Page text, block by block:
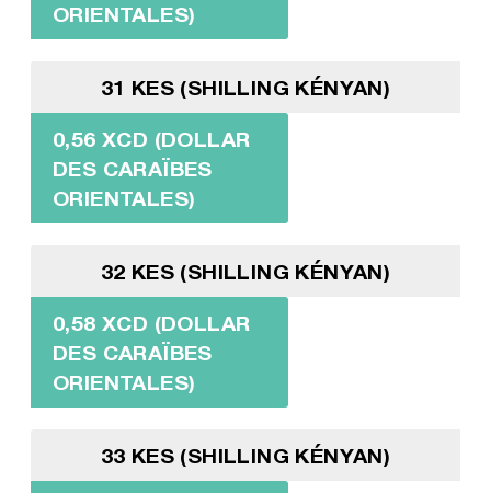
ORIENTALES)
31 KES (SHILLING KÉNYAN)
0,56 XCD (DOLLAR
DES CARAÏBES
ORIENTALES)
32 KES (SHILLING KÉNYAN)
0,58 XCD (DOLLAR
DES CARAÏBES
ORIENTALES)
33 KES (SHILLING KÉNYAN)